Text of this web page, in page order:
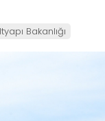
Bakanlığı